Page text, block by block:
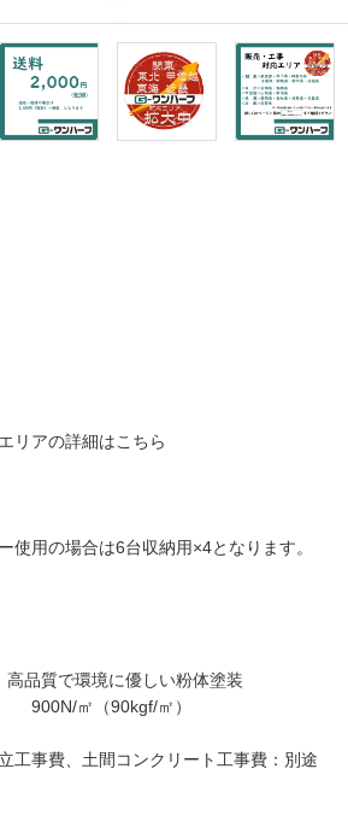
リアの詳細はこちら
使用の場合は6台収納用×4となります。
品質で環境に優しい粉体塗装
㎡（90kgf/㎡）
工事費、土間コンクリート工事費：別途